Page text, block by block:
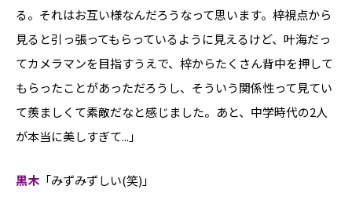
る。それはお互い様なんだろうなって思います。梓視点から
見ると引っ張ってもらっているように見えるけど、叶海だっ
てカメラマンを目指すうえで、梓からたくさん背中を押して
もらったことがあっただろうし、そういう関係性って見てい
て羨ましくて素敵だなと感じました。あと、中学時代の2人
が本当に美しすぎて...」
黒木 「みずみずしい(​​笑)」